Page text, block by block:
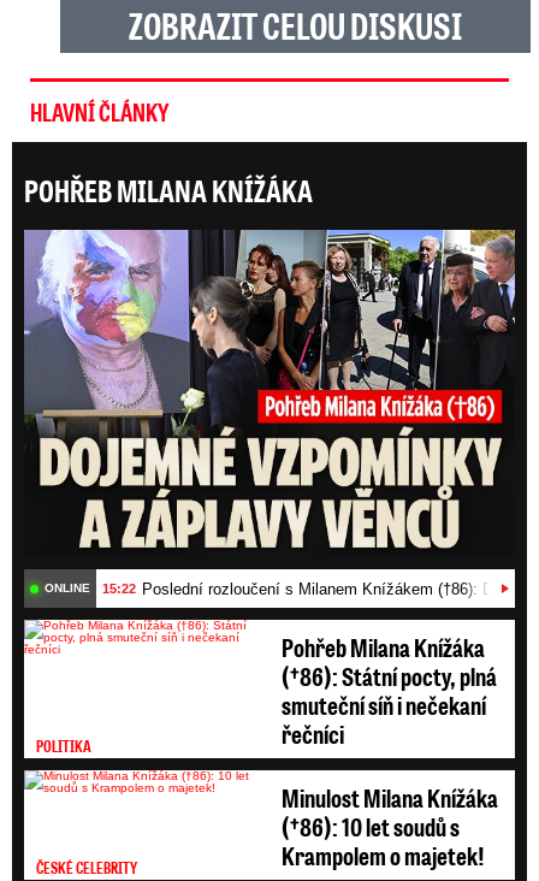
ZOBRAZIT CELOU DISKUSI
HLAVNÍ ČLÁNKY
POHŘEB MILANA KNÍŽÁKA
ONLINE 15:22 Poslední rozloučení s Milanem Knížákem (†86):
POLITIKA
Pohřeb Milana Knížáka
(†86): Státní pocty, plná
smuteční síň i nečekaní
řečníci
ČESKÉ CELEBRITY
Minulost Milana Knížáka
(†86): 10 let soudů s
Krampolem o majetek!